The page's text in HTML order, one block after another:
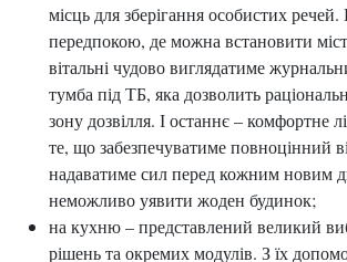
місць для зберігання особистих
передпокою, де можна встановити
вітальні чудово виглядатиме
тумба під ТБ, яка дозволить
зону дозвілля. І останнє – комфортне
те, що забезпечуватиме повноцінний
надаватиме сил перед кожним новим
неможливо уявити жоден будинок;
на кухню – представлений великий
рішень та окремих модулів. З їх